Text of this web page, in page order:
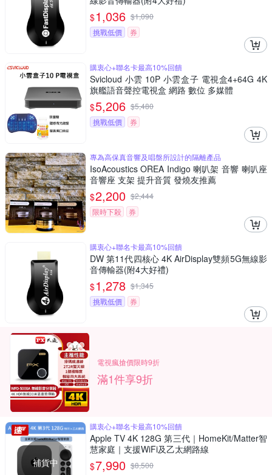
$1,036 $1,090
挑戰低價
券
購衷心+聯名卡最高10%回饋
Svicloud 小雲 10P 小雲盒子 電視盒4+64G 4K
旗艦語音聲控電視盒 網路 數位 多媒體
$5,206 $5,480
挑戰低價
券
專為高保真音響及唱盤所設計的隔離產品
IsoAcoustics OREA Indigo 喇叭架 音響 喇叭座
音響座 支架 提升音質 發燒友推薦
$2,200 $2,444
限時下殺
券
購衷心+聯名卡最高10%回饋
DW 第11代四核心 4K AirDisplay雙頻5G無線影
音傳輸器(附4大好禮)
$1,278 $1,345
挑戰低價
券
電視瘋搶價限時9折
滿1件享9折
補貨中
購衷心+聯名卡最高10%回饋
Apple TV 4K 128G 第三代｜HomeKit/Matter智
慧家庭｜支援WiFi及乙太網路線
$7,990 $8,500